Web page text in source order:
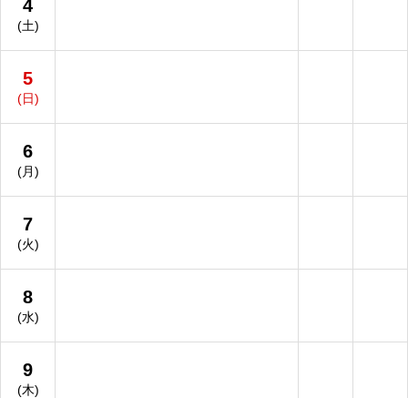
4
(土)
5
(日)
6
(月)
7
(火)
8
(水)
9
(木)